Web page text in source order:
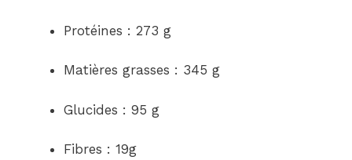
Protéines : 273 g
Matières grasses : 345 g
Glucides : 95 g
Fibres : 19g